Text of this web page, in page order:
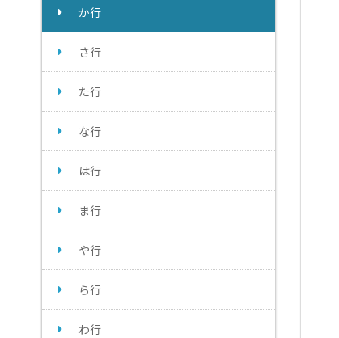
か行
さ行
た行
な行
は行
ま行
や行
ら行
わ行